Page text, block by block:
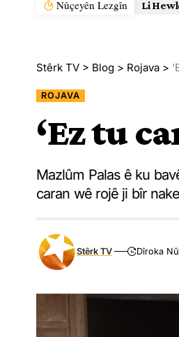
Nûçeyên Lezgîn Li
Stêrk TV > Blog > Rojava >
ROJAVA
‘Ez tu
Mazlûm Palas ê ku
caran wê rojê ji bîr
Stêrk TV Dîroka